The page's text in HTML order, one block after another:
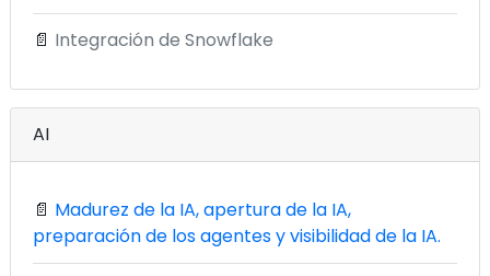
📄 Integración de Snowflake
AI
📄 Madurez de la IA, apertura de la IA,
preparación de los agentes y visibilidad de la IA.